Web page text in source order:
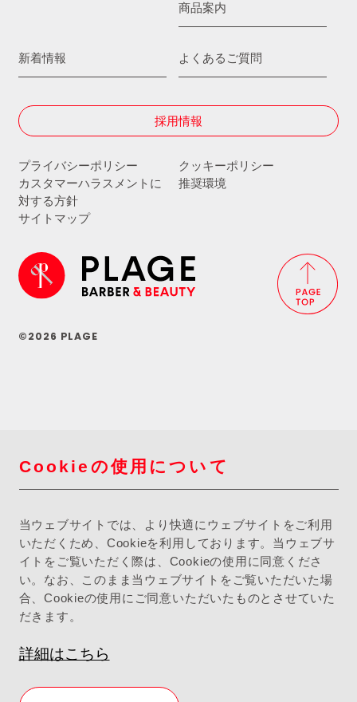
商品案内
新着情報 よくあるご質問
採用情報
プライバシーポリシー
クッキーポリシー
カスタマーハラスメントに
対する方針
推奨環境
サイトマップ
©2026 PLAGE
Cookieの使用について
当ウェブサイトでは、より快適にウェブサイトをご利用
いただくため、Cookieを利用しております。当ウェブサ
イトをご覧いただく際は、Cookieの使用に同意くださ
い。なお、このまま当ウェブサイトをご覧いただいた場
合、Cookieの使用にご同意いただいたものとさせていた
だきます。
詳細はこちら